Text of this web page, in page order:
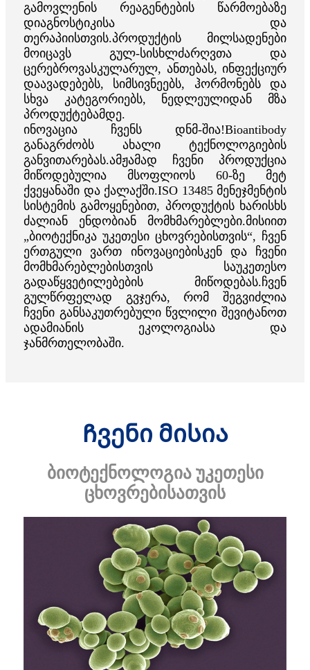
გამოვლენის რეაგენტების წარმოებაზე
დიაგნოსტიკისა და
თერაპიისთვის.პროდუქტის მილსადენები
მოიცავს გულ-სისხლძარღვთა და
ცერებროვასკულარულ, ანთებას, ინფექციურ
დაავადებებს, სიმსივნეებს, ჰორმონებს და
სხვა კატეგორიებს, ნედლეულიდან მზა
პროდუქტებამდე.
ინოვაცია ჩვენს დნმ-შია!Bioantibody
განაგრძობს ახალი ტექნოლოგიების
განვითარებას.ამჟამად ჩვენი პროდუქცია
მიწოდებულია მსოფლიოს 60-ზე მეტ
ქვეყანაში და ქალაქში.ISO 13485 მენეჯმენტის
სისტემის გამოყენებით, პროდუქტის ხარისხს
ძალიან ენდობიან მომხმარებლები.მისიით
„ბიოტექნიკა უკეთესი ცხოვრებისთვის“, ჩვენ
ერთგული ვართ ინოვაციებისკენ და ჩვენი
მომხმარებლებისთვის საუკეთესო
გადაწყვეტილებების მიწოდებას.ჩვენ
გულწრფელად გვჯერა, რომ შეგვიძლია
ჩვენი განსაკუთრებული წვლილი შევიტანოთ
ადამიანის ეკოლოგიასა და
ჯანმრთელობაში.
Ჩვენი მისია
ბიოტექნოლოგია უკეთესი
ცხოვრებისათვის